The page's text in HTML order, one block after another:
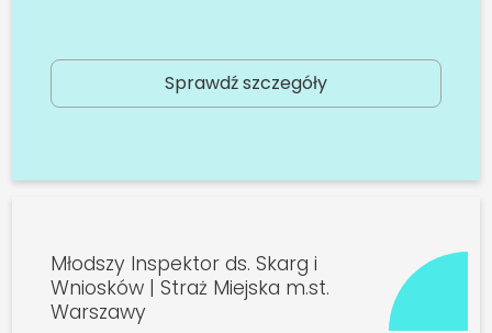
Sprawdź szczegóły
Młodszy Inspektor ds. Skarg i
Wniosków | Straż Miejska m.st.
Warszawy